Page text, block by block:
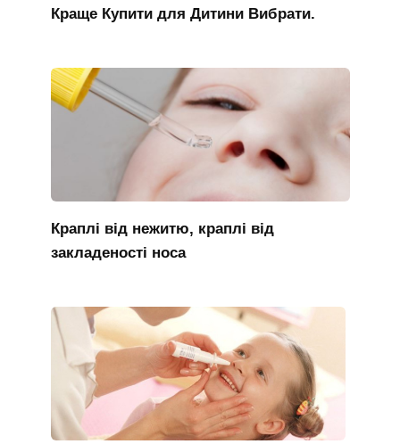
Краще Купити для Дитини Вибрати.
Краплі від нежитю, краплі від
закладеності носа